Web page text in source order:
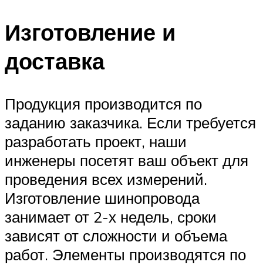
Изготовление и
доставка
Продукция производится по
заданию заказчика. Если требуется
разработать проект, наши
инженеры посетят ваш объект для
проведения всех измерений.
Изготовление шинопровода
занимает от 2-х недель, сроки
зависят от сложности и объема
работ. Элементы производятся по